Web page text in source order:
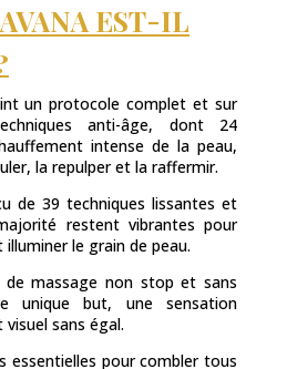
EST-IL
un protocole complet et sur
anti-âge, dont 24
intense de la peau,
la repulper et la raffermir.
de 39 techniques lissantes et
restent vibrantes pour
le grain de peau.
de massage non stop et sans
unique but, une sensation
sans égal.
essentielles pour combler tous